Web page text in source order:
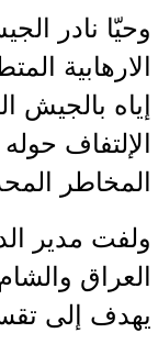
وحيّا نادر
الارهابية
إياه بالجيش
الإلتفاف
المخاطر
ولفت مدير
العراق
يهدف إلى